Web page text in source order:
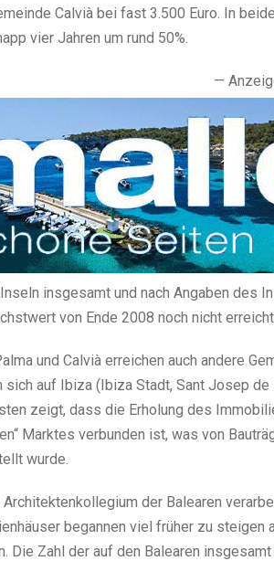
Calvià bei fast 3.500 Euro. In
vier Jahren um rund 50%.
—
insgesamt und nach Angaben des
von Ende 2008 noch nicht
und Calvià erreichen auch andere
sich auf Ibiza (Ibiza Stadt, Sant Josep de
zeigt, dass die Erholung des
Marktes verbunden ist, was von
wurde.
Architektenkollegium der Balearen
begannen viel früher zu
Die Zahl der auf den Balearen